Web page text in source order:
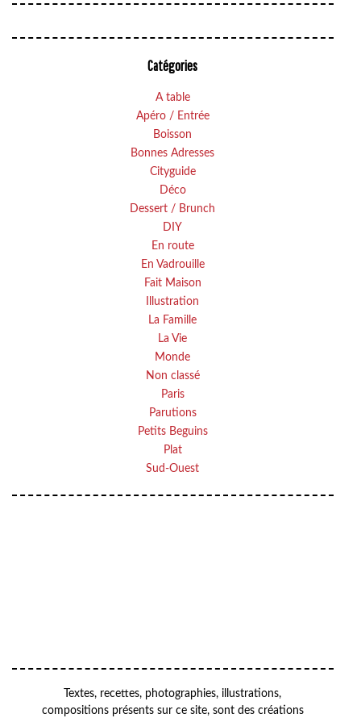
Catégories
A table
Apéro / Entrée
Boisson
Bonnes Adresses
Cityguide
Déco
Dessert / Brunch
DIY
En route
En Vadrouille
Fait Maison
Illustration
La Famille
La Vie
Monde
Non classé
Paris
Parutions
Petits Beguins
Plat
Sud-Ouest
Textes, recettes, photographies, illustrations,
compositions présents sur ce site, sont des créations